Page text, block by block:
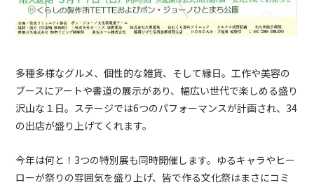
多種多様なグルメ、個性的な雑貨、そして縁日。工作や美容の
ブースにアートや書道の展示があり、幅広い世代で楽しめる盛り
沢山な１日。 ステージでは6つのパフォーマンスが計画され、34
の出店が盛り上げてくれます。
今年は何と！3つの特別展も同時開催します。ゆるキャラやヒー
ローが祭りの雰囲気を盛り上げ、皆で作る文化祭はまさにコミ